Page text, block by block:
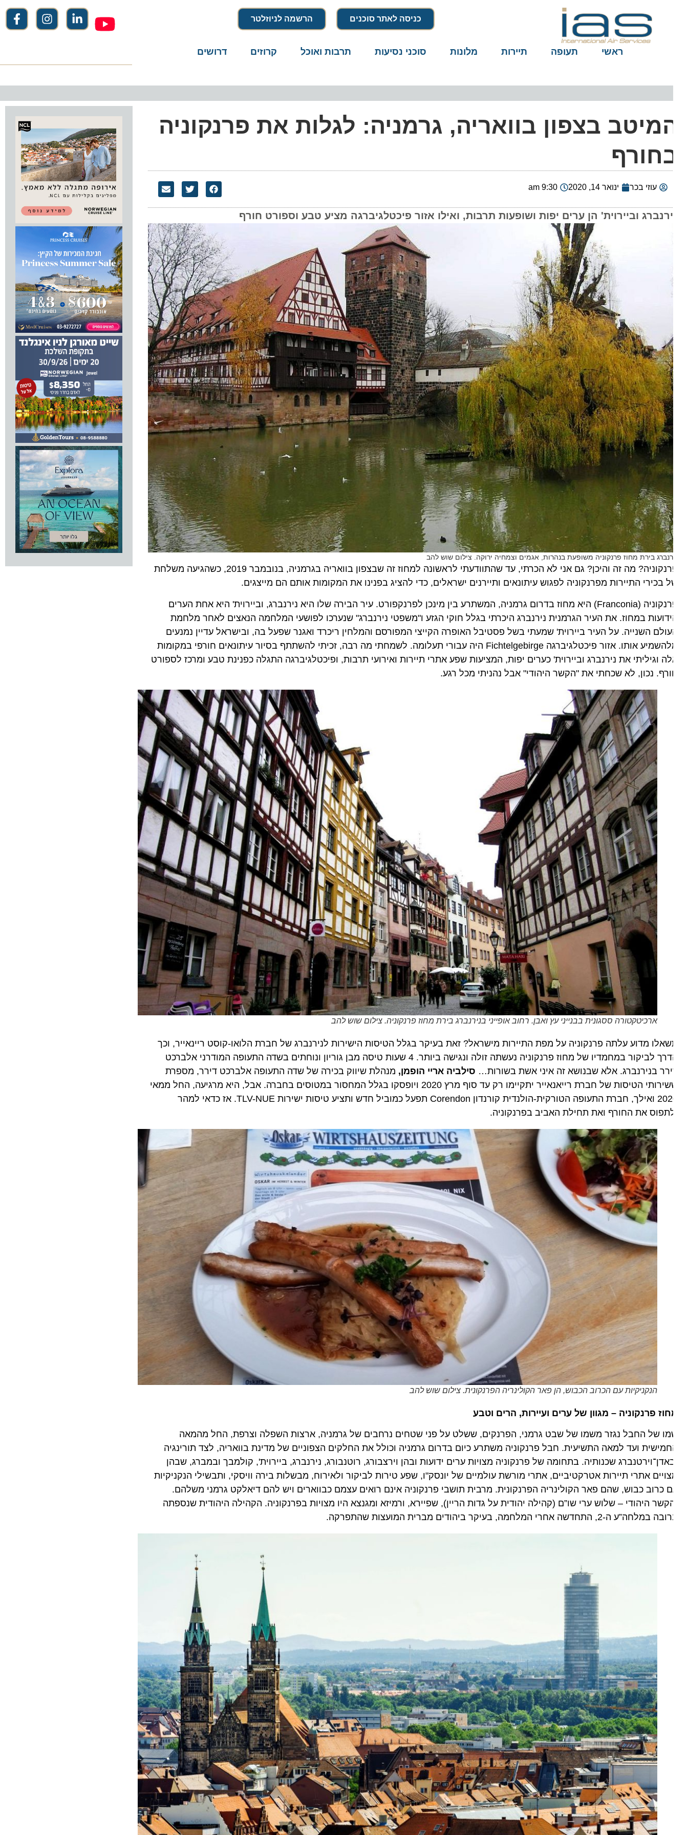
כניסה לאתר סוכנים הרשמה לניוזלטר
ראשי תעופה תיירות מלונות סוכני נסיעות תרבות ואוכל קרוזים דרושים
בצפון בוואריה, גרמניה: לגלות את פרנקוניה
עוזי בכר ינואר 14, 2020 9:30 am
וביירוית' הן ערים יפות ושופעות תרבות, ואילו אזור פיכטלגיברגה מציע טבע וספורט חורף
בירת מחוז פרנקוניה משופעת בנהרות, אגמים וצמחיה ירוקה. צילום שוש להב
פרנקוניה? מה זה והיכן? גם אני לא הכרתי, עד שהתוודעתי לראשונה למחוז זה שבצפון בוואריה בגרמניה, בנובמבר 2019, כשהגיעה משלחת
בכירי התיירות מפרנקוניה לפגוש עיתונאים ותיירנים ישראלים, כדי להציג בפנינו את המקומות אותם הם מייצגים.
פרנקוניה (Franconia) היא מחוז בדרום גרמניה, המשתרע בין מינכן לפרנקפורט. עיר הבירה שלו היא נירנברג, וביירוית' היא אחת הערים
במחוז. את העיר הגרמנית נירנברג היכרתי בגלל חוקי הגזע ו"משפטי נירנברג" שנערכו לפושעי המלחמה הנאצים לאחר מלחמת
השנייה. על העיר ביירוית' שמעתי בשל פסטיבל האופרה הקייצי המפורסם והמלחין ריכרד ואגנר שפעל בה, ובישראל עדיין נמנעים
מלהשמיע אותו. אזור פיכטלגיברגה Fichtelgebirge היה עבורי תעלומה. לשמחתי מה רבה, זכיתי להשתתף בסיור עיתונאים חורפי במקומות
וגיליתי את נירנברג וביירוית' כערים יפות, המציעות שפע אתרי תיירות ואירועי תרבות, ופיכטלגיברגה התגלה כפנינת טבע ומרכז לספורט
נכון, לא שכחתי את "הקשר היהודי" אבל נהניתי מכל רגע.
ארכיטקטורה ססגונית בבנייני עץ ואבן. רחוב אופייני בנירנברג בירת מחוז פרנקוניה. צילום שוש להב
מדוע עלתה פרנקוניה על מפת התיירות מישראל? זאת בעיקר בגלל הטיסות הישירות לנירנברג של חברת הלואו-קוסט ריינאייר, וכך
הדרך לביקור במחמדיו של מחוז פרנקוניה נעשתה זולה ונגישה ביותר. 4 שעות טיסה מבן גוריון ונוחתים בשדה התעופה המודרני אלברכט
בנירנברג. אלא שבנושא זה איני אשת בשורות…סילביה אריי הופמן,מנהלת שיווק בכירה של שדה התעופה אלברכט דירר, מספרת
ששירותי הטיסות של חברת רייאנאייר יתקיימו רק עד סוף מרץ 2020 ויופסקו בגלל המחסור במטוסים בחברה. אבל, היא מרגיעה, החל ממאי
2020 ואילך, חברת התעופה הטורקית-הולנדית קורנדון Corendon תפעל כמוביל חדש ותציע טיסות ישירות TLV-NUE. אז כדאי למהר
את החורף ואת תחילת האביב בפרנקוניה.
הנקניקיות עם הכרוב הכבוש, הן פאר הקולינריה הפרנקונית. צילום שוש להב
פרנקוניה – מגוון של ערים ועיירות, הרים וטבע
של החבל נגזר משמו של שבט גרמני, הפרנקים, ששלט על פני שטחים נרחבים של גרמניה, ארצות השפלה וצרפת, החל מהמאה
ועד למאה התשיעית. חבל פרנקוניה משתרע כיום בדרום גרמניה וכולל את החלקים הצפוניים של מדינת בוואריה, לצד תורינגיה
שכנותיה. בתחומה של פרנקוניה מצויות ערים ידועות ובהן וירצבורג, רוטנבורג, נירנברג, ביירוית', קולמבך ובמברג, שבהן
אתרי תיירות אטרקטיביים, אתרי מורשת עולמיים של יונסק"ו, שפע טירות לביקור ולאירוח, מבשלות בירה וויסקי, ותבשילי הנקניקיות
כרוב כבוש, שהם פאר הקולינריה הפרנקונית. מרבית תושבי פרנקוניה אינם רואים עצמם כבווארים ויש להם דיאלקט גרמני משלהם.
היהודי – שלוש ערי שו”ם (קהילה יהודית על גדות הריין), שפיירא, ורמיזא ומגנצא היו מצויות בפרנקוניה. הקהילה היהודית שנספתה
ה-2, התחדשה אחרי המלחמה, בעיקר ביהודים מברית המועצות שהתפרקה.